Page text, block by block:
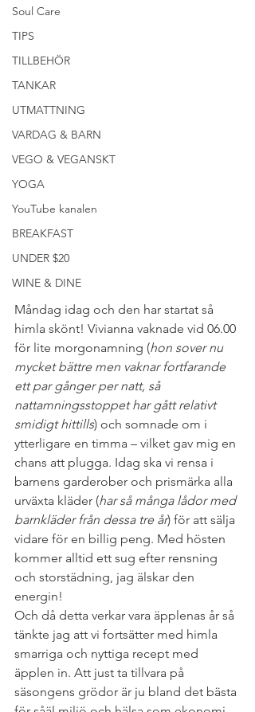
Soul Care
TIPS
TILLBEHÖR
TANKAR
UTMATTNING
VARDAG & BARN
VEGO & VEGANSKT
YOGA
YouTube kanalen
BREAKFAST
UNDER $20
WINE & DINE
Måndag idag och den har startat så
himla skönt! Vivianna vaknade vid 06.00
för lite morgonamning (hon sover nu
mycket bättre men vaknar fortfarande
ett par gånger per natt, så
nattamningsstoppet har gått relativt
smidigt hittills) och somnade om i
ytterligare en timma – vilket gav mig en
chans att plugga. Idag ska vi rensa i
barnens garderober och prismärka alla
urväxta kläder (har så många lådor med
barnkläder från dessa tre år) för att sälja
vidare för en billig peng. Med hösten
kommer alltid ett sug efter rensning
och storstädning, jag älskar den
energin!
Och då detta verkar vara äpplenas år så
tänkte jag att vi fortsätter med himla
smarriga och nyttiga recept med
äpplen in. Att just ta tillvara på
säsongens grödor är ju bland det bästa